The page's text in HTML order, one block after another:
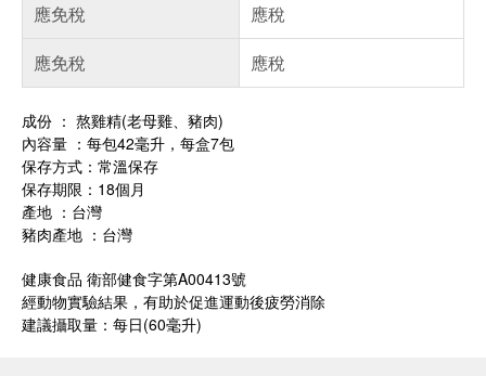
應免稅
應稅
應免稅
應稅
成份 ： 熬雞精(老母雞、豬肉)
內容量 ：每包42毫升，每盒7包
保存方式：常溫保存
保存期限：18個月
產地 ：台灣
豬肉產地 ：台灣
健康食品 衛部健食字第A00413號
經動物實驗結果，有助於促進運動後疲勞消除
建議攝取量：每日(60毫升)